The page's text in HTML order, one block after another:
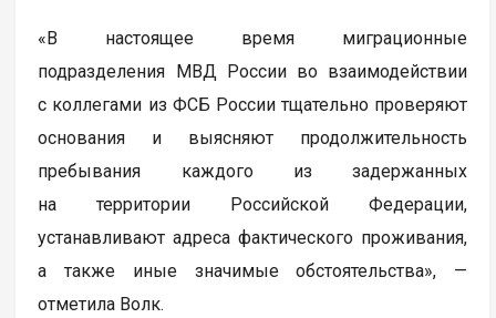
«В настоящее время миграционные
подразделения МВД России во взаимодействии
с коллегами из ФСБ России тщательно проверяют
основания и выясняют продолжительность
пребывания каждого из задержанных
на территории Российской Федерации,
устанавливают адреса фактического проживания,
а также иные значимые обстоятельства», —
отметила Волк.